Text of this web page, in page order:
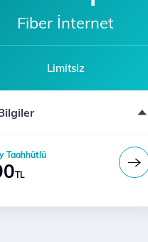
Fiber İnternet
Limitsiz
için 444 5 444'ü arayın
Taahhütlü
TL